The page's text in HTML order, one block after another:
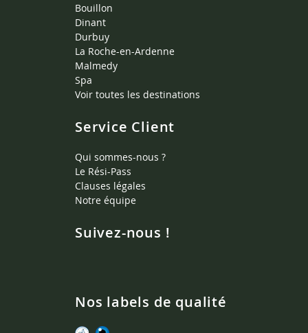
Bouillon
Dinant
Durbuy
La Roche-en-Ardenne
Malmedy
Spa
Voir toutes les destinations
Service Client
Qui sommes-nous ?
Le Rési-Pass
Clauses légales
Notre équipe
Suivez-nous !
Nos labels de qualité